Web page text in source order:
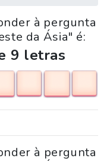
à pergunta
da Ásia" é:
9 letras
à pergunta